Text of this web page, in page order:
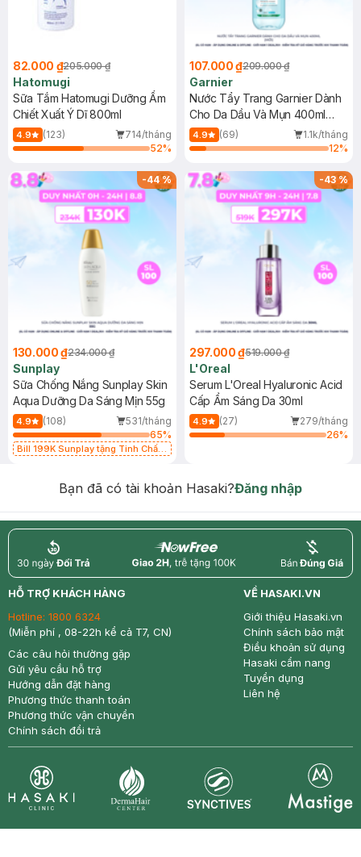
82.000 ₫205.000 ₫
Hatomugi
Sữa Tắm Hatomugi Dưỡng Ẩm
Chiết Xuất Ý Dĩ 800ml
4.9 (123)
714/tháng
52%
107.000 ₫209.000 ₫
Garnier
Nước Tẩy Trang Garnier Dành
Cho Da Dầu Và Mụn 400ml
(Mới)
4.9 (69)
1.1k/tháng
12%
-44%
130.000 ₫234.000 ₫
Sunplay
Sữa Chống Nắng Sunplay Skin
Aqua Dưỡng Da Sáng Mịn 55g
4.9 (108)
531/tháng
65%
Bill 199K Sunplay tặng Tinh Chất
-43%
297.000 ₫519.000 ₫
L'Oreal
Serum L'Oreal Hyaluronic Acid
Cấp Ẩm Sáng Da 30ml
4.9 (27)
279/tháng
26%
Bạn đã có tài khoản Hasaki?Đăng nhập
return nowfree price
HỖ TRỢ KHÁCH HÀNG
Hotline: 1800 6324
(Miễn phí , 08-22h kể cả T7, CN)
Các câu hỏi thường gặp
Gửi yêu cầu hỗ trợ
Hướng dẫn đặt hàng
Phương thức thanh toán
Phương thức vận chuyển
Chính sách đổi trả
VỀ HASAKI.VN
Giới thiệu Hasaki.vn
Chính sách bảo mật
Điều khoản sử dụng
Hasaki cẩm nang
Tuyển dụng
Liên hệ